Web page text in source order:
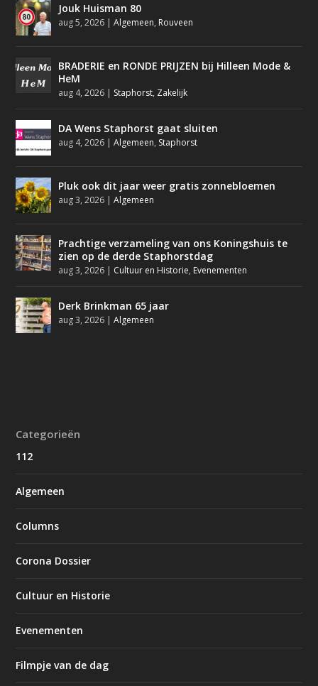
Jouk Huisman 80
aug 5, 2026 |Algemeen, Rouveen
BRADERIE en RONDE PRIJZEN bij Hilleen Mode &
HeM
aug 4, 2026 | Staphorst, Zakelijk
DA Wens Staphorst gaat sluiten
aug 4, 2026 |Algemeen, Staphorst
Pluk ook dit jaar weer gratis zonnebloemen
aug 3, 2026 |Algemeen
Prachtige verzameling van ons Koningshuis te
zien op de derde Staphorstdag
aug 3, 2026 | Cultuur en Historie, Evenementen
Derk Brinkman 65 jaar
aug 3, 2026 |Algemeen
Categorieën
112
Algemeen
Columns
Corona Dossier
Cultuur en Historie
Evenementen
Filmpje van de dag